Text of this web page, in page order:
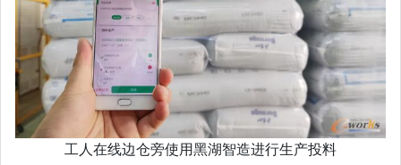
工人在线边仓旁使用黑湖智造进行生产投料